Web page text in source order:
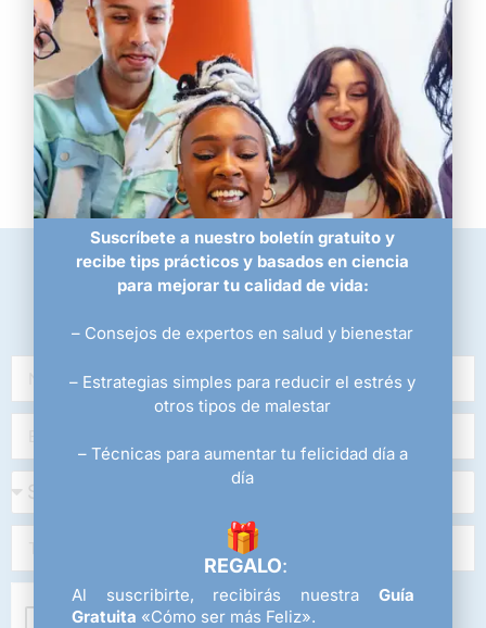
Naturaleza
Espiritualidad
Otras necesidades
Suscríbete a nuestro boletín gratuito y
recibe tips prácticos y basados en ciencia
para mejorar tu calidad de vida:
– Consejos de expertos en salud y bienestar
– Estrategias simples para reducir el estrés y
otros tipos de malestar
– Técnicas para aumentar tu felicidad día a
día
REGALO:
Al suscribirte, recibirás nuestra Guía
Gratuita «Cómo ser más Feliz».